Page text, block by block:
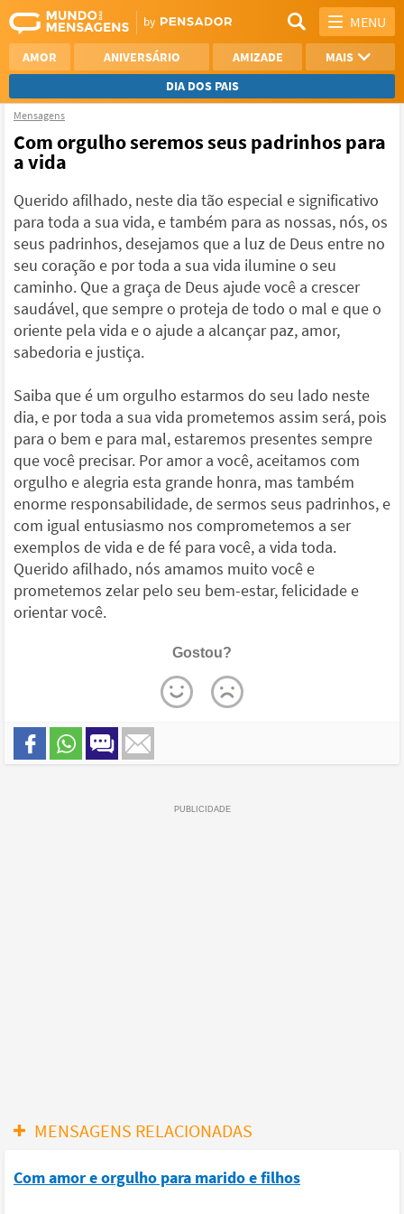
MENU
AMOR ANIVERSÁRIO AMIZADE
MAIS
DIA DOS PAIS
REFLEXÃO
AGRADECIMENTO
NAMORO
VER TODAS
Mensagens
Com orgulho seremos seus padrinhos para
a vida
Querido afilhado, neste dia tão especial e significativo
para toda a sua vida, e também para as nossas, nós, os
seus padrinhos, desejamos que a luz de Deus entre no
seu coração e por toda a sua vida ilumine o seu
caminho. Que a graça de Deus ajude você a crescer
saudável, que sempre o proteja de todo o mal e que o
oriente pela vida e o ajude a alcançar paz, amor,
sabedoria e justiça.
Saiba que é um orgulho estarmos do seu lado neste
dia, e por toda a sua vida prometemos assim será, pois
para o bem e para mal, estaremos presentes sempre
que você precisar. Por amor a você, aceitamos com
orgulho e alegria esta grande honra, mas também
enorme responsabilidade, de sermos seus padrinhos, e
com igual entusiasmo nos comprometemos a ser
exemplos de vida e de fé para você, a vida toda.
Querido afilhado, nós amamos muito você e
prometemos zelar pelo seu bem-estar, felicidade e
orientar você.
Gostou?
MENSAGENS RELACIONADAS
Com amor e orgulho para marido e filhos